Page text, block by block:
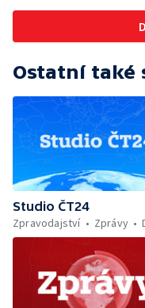
Ostatní také
Studio ČT24
Zpravodajství
Zprávy